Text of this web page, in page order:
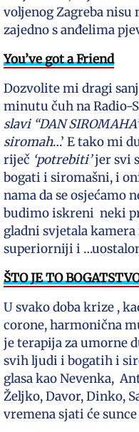
voljenog Zagreba nisu
zajedno s anđelima
You’ve got a Friend
Dozvolite mi dragi
minutu čuh na Radio-
slavi “DAN
siromah…’ E tako mi
riječ ‘potrebiti’jer svi
bogati i siromašni, i
nama da se osjećamo
budimo iskreni neki
gladni svjetala
superiorniji i
ŠTO JE TO
U svako doba krize ,
corone, harmonična
je terapija za umorne
svih ljudi i bogatih i
glasa kao Nevenka,
Željko, Davor, Dinko,
vremena sjati će